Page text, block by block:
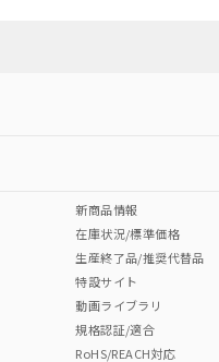
Cr(VI)
新商品情報
在庫状況/標準価格
生産終了品/推奨代替品
特設サイト
動画ライブラリ
規格認証/適合
RoHS/REACH対応